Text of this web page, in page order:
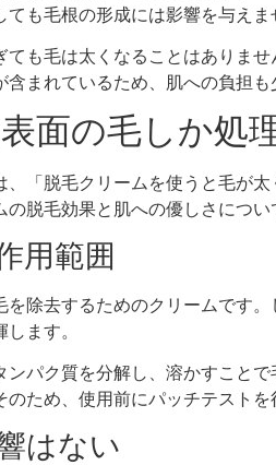
も毛根の形成には影響を与えま
も毛は太くなることはありま
まれているため、肌への負担
面の毛しか処
「脱毛クリームを使うと毛が
脱毛効果と肌への優しさについ
用範囲
除去するためのクリームです
ます。
パク質を分解し、溶かすこと
ため、使用前にパッチテスト
はない